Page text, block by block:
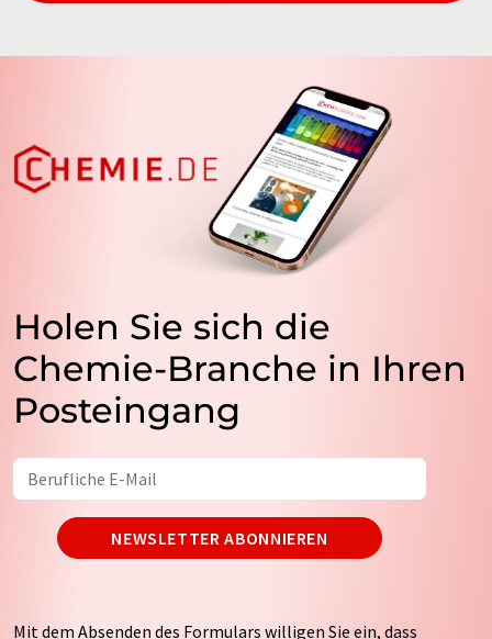
Holen Sie sich die
Chemie-Branche in Ihren
Posteingang
NEWSLETTER ABONNIEREN
Mit dem Absenden des Formulars willigen Sie ein, dass